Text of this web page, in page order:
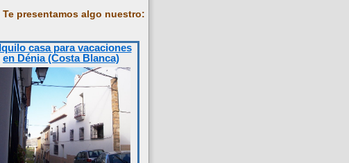
Te presentamos algo nuestro:
casa para vacaciones
en Dénia (Costa Blanca)